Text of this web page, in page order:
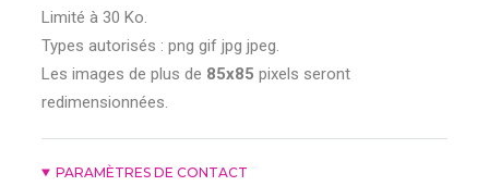
Limité à 30 Ko.
Types autorisés : png gif jpg jpeg.
Les images de plus de 85x85 pixels seront
redimensionnées.
PARAMÈTRES DE CONTACT